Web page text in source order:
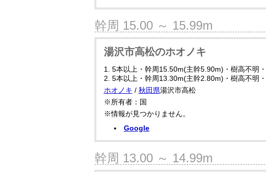
幹周 15.00 ～ 15.99m
湯沢市高松のホオノキ
1. 5本以上・幹周15.50m(主幹5.90m)・樹高不明
2. 5本以上・幹周13.30m(主幹2.80m)・樹高不明
ホオノキ / 秋田県湯沢市高松
※所有者：国
※情報が見つかりません。
Google
幹周 13.00 ～ 14.99m